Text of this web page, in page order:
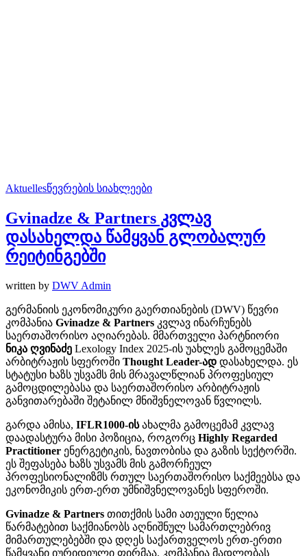
Aktuellesწევრების სიახლეები
Gvinadze & Partners კვლავ
დასახელდა წამყვან გლობალურ
რეიტინგებში
written by DWV Admin
გერმანიის ეკონომიკური გაერთიანების (DWV) წევრი
კომპანია Gvinadze & Partners კვლავ ინარჩუნებს
საერთაშორისო აღიარებას. მმართველი პარტნიორი
ნიკა ღვინაძე Lexology Index 2025-ის უახლეს გამოცემაში
არბიტრაჟის სფეროში Thought Leader-ად დასახელდა. ეს
სტატუსი ხაზს უსვამს მის მრავალწლიან პროფესიულ
გამოცდილებასა და საერთაშორისო არბიტრაჟის
განვითარებაში შეტანილ მნიშვნელოვან წვლილს.
გარდა ამისა, IFLR1000-ისახალმა გამოცემამ კვლავ
დაადასტურა მისი პოზიცია, როგორც Highly Regarded
Practitioner ენერგეტიკის, ნავთობისა და გაზის სექტორში.
ეს შეფასება ხაზს უსვამს მის გამორჩეულ
პროფესიონალიზმს რთულ საერთაშორისო საქმეებსა და
ეკონომიკის ერთ-ერთ უმნიშვნელოვანეს სფეროში.
Gvinadze & Partners თითქმის სამი ათეული წელია
წარმატებით საქმიანობს აღნიშნულ სამართლებრივ
მიმართულებებში და დღეს საქართველოს ერთ-ერთი
წამყვანი იურიდიული ფირმაა. კომპანია მადლობას